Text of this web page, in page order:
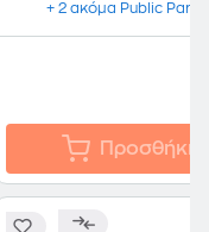
+ 2 ακόμα Public
Προσθήκη